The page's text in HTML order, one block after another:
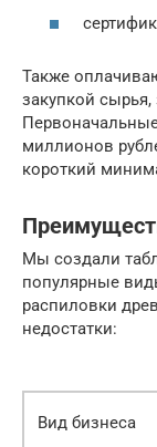
Также
закупкой
миллионов
короткий
Мы создали
популярные
распиловки
недостатки:
Вид бизнеса